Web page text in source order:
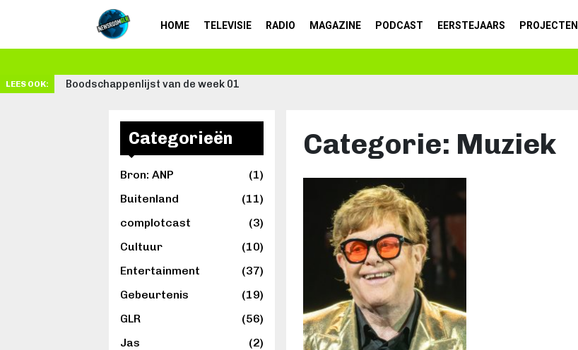
HOME TELEVISIE RADIO MAGAZINE PODCAST EERSTEJAARS PROJECTEN
LEES OOK:
Categorieën
Bron: ANP
(1)
Buitenland
(11)
complotcast
(3)
Cultuur
(10)
Entertainment
(37)
Gebeurtenis
(19)
GLR
(56)
Jas
(2)
Categorie: Muziek